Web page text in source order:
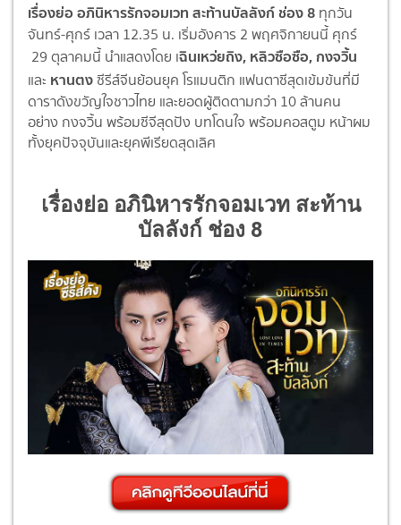
เรื่องย่อ อภินิหารรักจอมเวท สะท้านบัลลังก์ ช่อง 8 ทุกวัน
จันทร์-ศุกร์ เวลา 12.35 น. เริ่มอังคาร 2 พฤศจิกายนนี้ ศุกร์
29 ตุลาคมนี้ นำแสดงโดย เฉินเหว่ยถิง, หลิวซือซือ, กงจวิ้น
และ หานตงซีรีส์จีนย้อนยุค โรแมนติก แฟนตาซีสุดเข้มข้นที่มี
ดาราดังขวัญใจชาวไทย และยอดผู้ติดตามกว่า 10 ล้านคน
อย่าง กงจวิ้น พร้อมซีจีสุดปัง บทโดนใจ พร้อมคอสตูม หน้าผม
ทั้งยุคปัจจุบันและยุคพีเรียดสุดเลิศ
เรื่องย่อ อภินิหารรักจอมเวท สะท้าน
บัลลังก์ ช่อง 8